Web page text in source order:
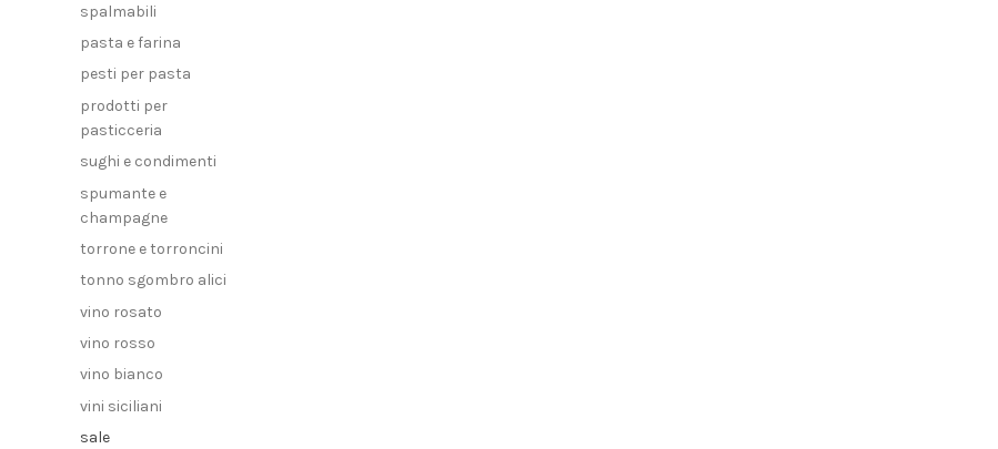
spalmabili
pasta e farina
pesti per pasta
prodotti per
pasticceria
sughi e condimenti
spumante e
champagne
torrone e torroncini
tonno sgombro alici
vino rosato
vino rosso
vino bianco
vini siciliani
sale